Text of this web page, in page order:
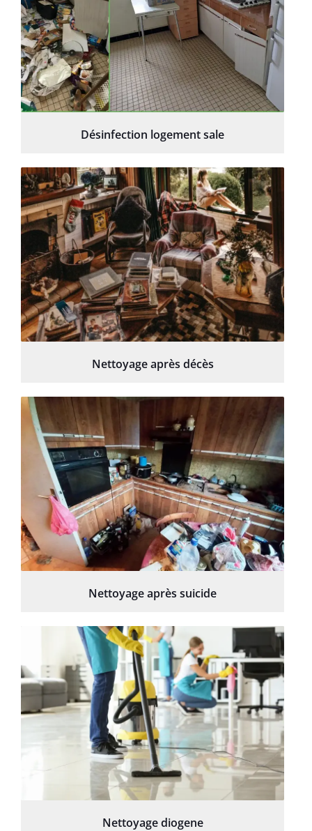
Désinfection logement sale
Nettoyage après décès
Nettoyage après suicide
Nettoyage diogene